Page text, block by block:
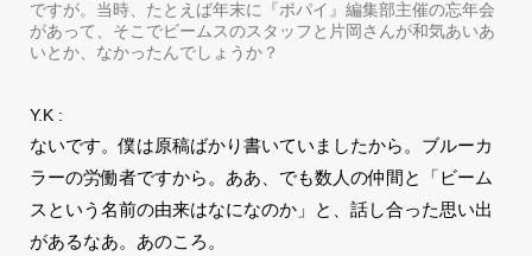
ですが。当時、たとえば年末に『ポパイ』編集部主催の忘年会
があって、そこでビームスのスタッフと片岡さんが和気あいあ
いとか、なかったんでしょうか？
Y.K :
ないです。僕は原稿ばかり書いていましたから。ブルーカ
ラーの労働者ですから。ああ、でも数人の仲間と「ビーム
スという名前の由来はなになのか」と、話し合った思い出
があるなあ。あのころ。